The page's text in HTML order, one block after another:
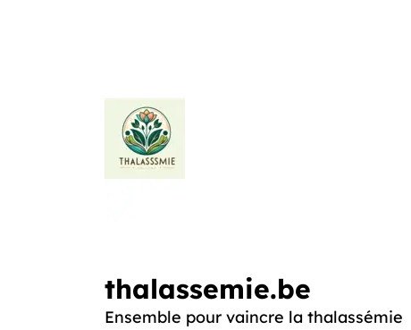
thalassemie.be
thalassemie.be
Ensemble pour vaincre la thalassémie